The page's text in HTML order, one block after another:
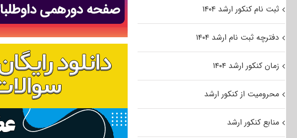
ثبت نام کنکور ارشد ۱۴۰۴
دفترچه ثبت نام ارشد ۱۴۰۴
زمان کنکور ارشد ۱۴۰۴
محرومیت از کنکور ارشد
منابع کنکور ارشد